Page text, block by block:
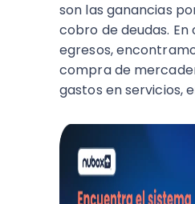
son las ganancias
cobro de deudas. En
egresos,
compra de
gastos en servicios,